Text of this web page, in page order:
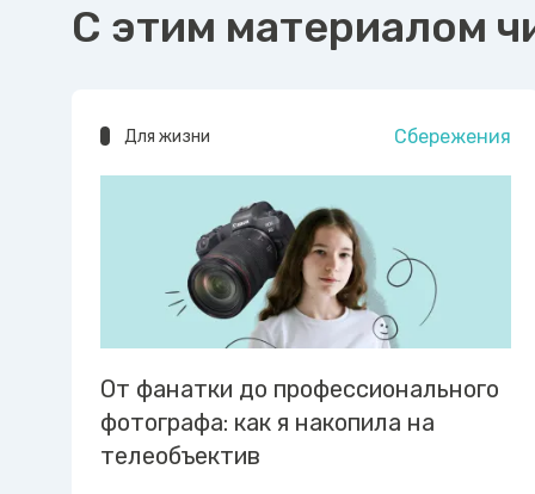
С этим материалом
Для жизни Сбережения
От фанатки до профессионального
фотографа: как я накопила на
телеобъектив